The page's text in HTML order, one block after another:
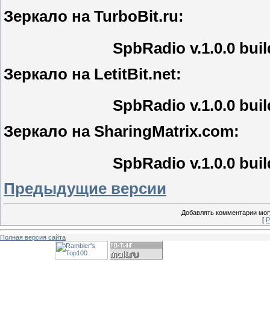
Зеркало на TurboBit.ru:
SpbRadio v.1.0.0
Зеркало на LetitBit.net:
SpbRadio v.1.0.0
Зеркало на SharingMatrix.com:
SpbRadio v.1.0.0
Предыдущие версии
Добавлять комментарии
[
Полная версия сайта